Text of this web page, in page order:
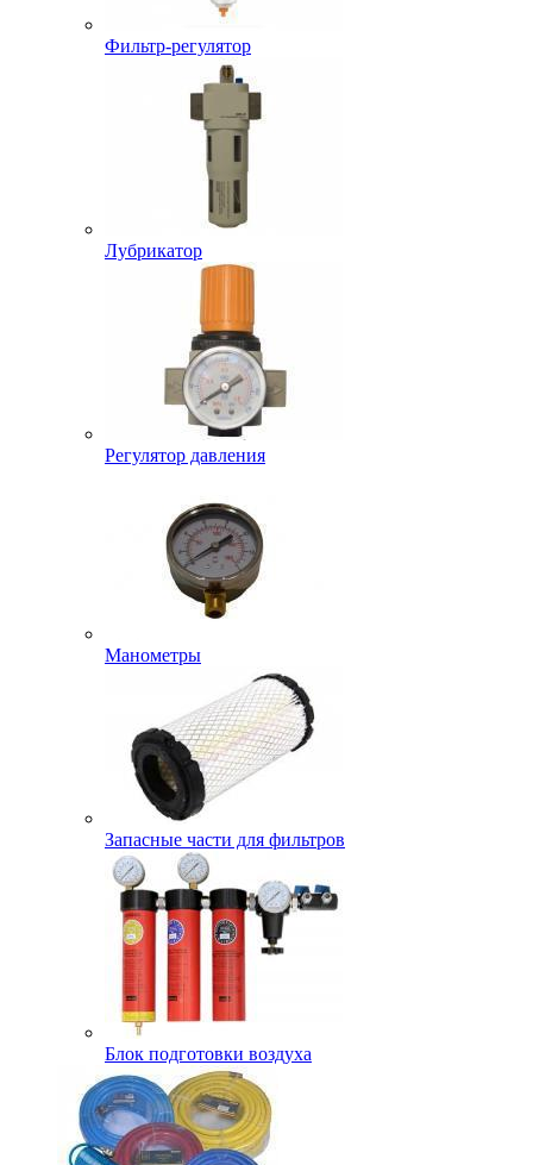
Фильтр-регулятор
Лубрикатор
Регулятор давления
Манометры
Запасные части для фильтров
Блок подготовки воздуха